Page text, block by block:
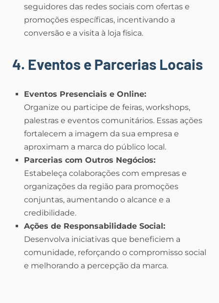
seguidores das redes sociais com ofertas e
promoções específicas, incentivando a
conversão e a visita à loja física.
4. Eventos e Parcerias Locais
Eventos Presenciais e Online:
Organize ou participe de feiras, workshops,
palestras e eventos comunitários. Essas ações
fortalecem a imagem da sua empresa e
aproximam a marca do público local.
Parcerias com Outros Negócios:
Estabeleça colaborações com empresas e
organizações da região para promoções
conjuntas, aumentando o alcance e a
credibilidade.
Ações de Responsabilidade Social:
Desenvolva iniciativas que beneficiem a
comunidade, reforçando o compromisso social
e melhorando a percepção da marca.